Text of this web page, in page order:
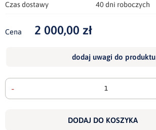
Czas dostawy 40 dni roboczych
Cena 2 000,00 zł
dodaj uwagi do produktu
-
DODAJ DO KOSZYKA